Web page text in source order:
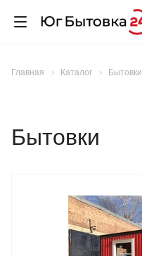
Главная Каталог Бытовки
Бытовки